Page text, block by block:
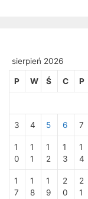
sierpień 2026
P W Ś C P
3 4 5 6 7
1
0
1
1
1
2
1
3
1
4
1
7
1
8
1
9
2
0
2
1